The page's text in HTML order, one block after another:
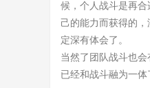
候，个人战斗是再
己的能力而获得的
定深有体会了。
当然了团队战斗也
已经和战斗融为一体